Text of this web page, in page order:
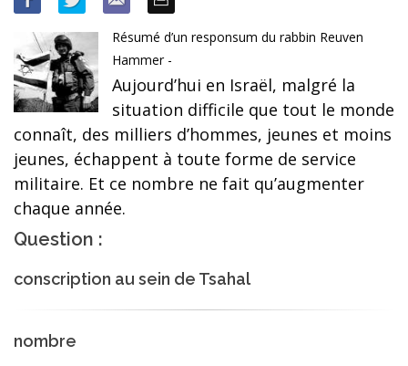
Résumé d’un responsum du rabbin Reuven
Hammer -
Aujourd’hui en Israël, malgré la
situation difficile que tout le monde
connaît, des milliers d’hommes, jeunes et moins
jeunes, échappent à toute forme de service
militaire. Et ce nombre ne fait qu’augmenter
chaque année.
Question :
conscription au sein de Tsahal
nombre